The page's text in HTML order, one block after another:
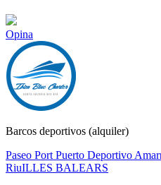
Opina
Barcos deportivos (alquiler)
Paseo Port Puerto Deportivo
RiuILLES BALEARS